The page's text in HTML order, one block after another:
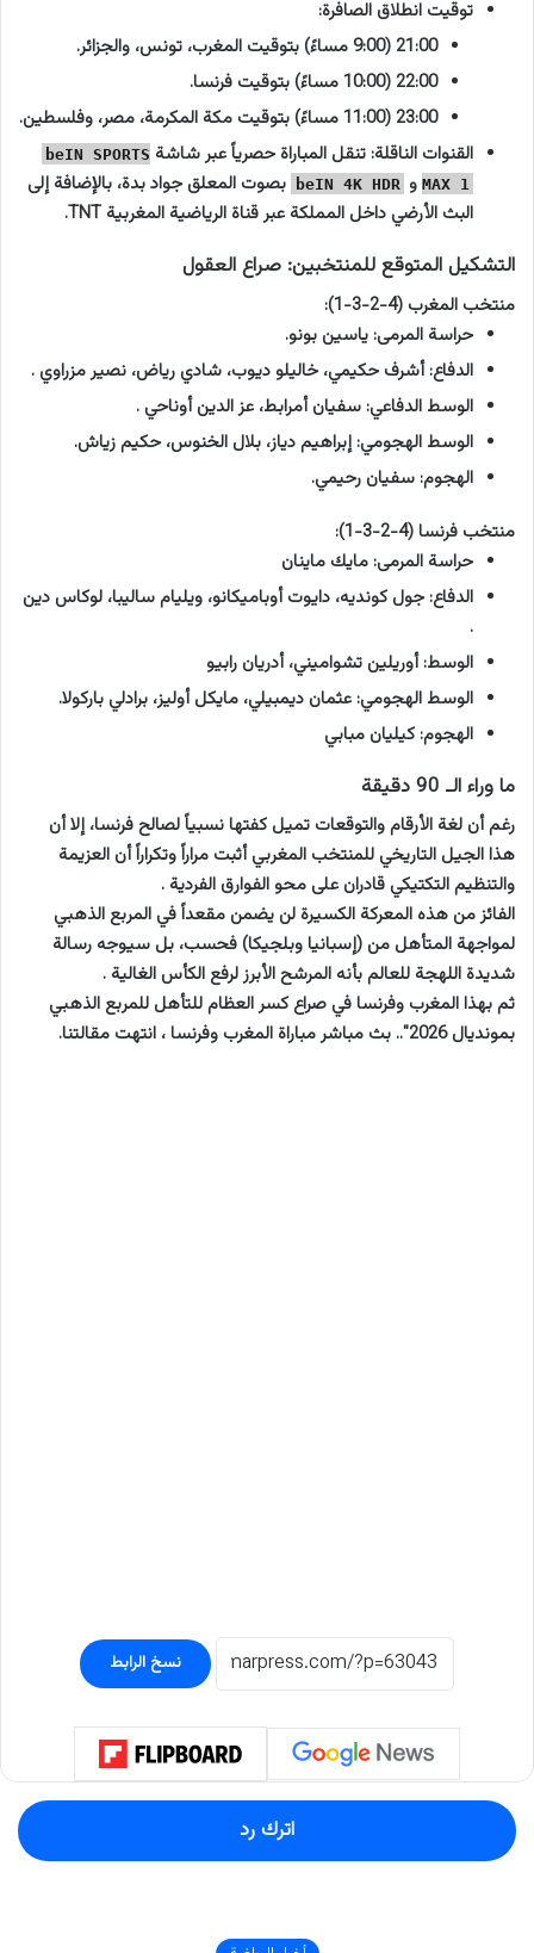
توقيت انطلاق الصافرة:
21:00 (9:00 مساءً) بتوقيت المغرب، تونس، والجزائر.
22:00 (10:00 مساءً) بتوقيت فرنسا.
23:00 (11:00 مساءً) بتوقيت مكة المكرمة، مصر، وفلسطين.
القنوات الناقلة: تنقل المباراة حصرياً عبر شاشة beIN SPORTS
MAX 1 و beIN 4K HDR
بصوت المعلق جواد بدة، بالإضافة إلى
البث الأرضي داخل المملكة عبر قناة الرياضية المغربية TNT.
التشكيل المتوقع للمنتخبين: صراع العقول
منتخب المغرب (4-2-3-1):
حراسة المرمى: ياسين بونو.
الدفاع: أشرف حكيمي، خاليلو ديوب، شادي رياض، نصير مزراوي .
الوسط الدفاعي: سفيان أمرابط، عز الدين أوناحي .
الوسط الهجومي: إبراهيم دياز، بلال الخنوس، حكيم زياش.
الهجوم: سفيان رحيمي.
منتخب فرنسا (4-2-3-1):
حراسة المرمى: مايك ماينان
الدفاع: جول كونديه، دايوت أوباميكانو، ويليام ساليبا، لوكاس دين
.
الوسط: أوريلين تشواميني، أدريان رابيو
الوسط الهجومي: عثمان ديمبيلي، مايكل أوليز، برادلي باركولا.
الهجوم: كيليان مبابي
ما وراء الـ 90 دقيقة
رغم أن لغة الأرقام والتوقعات تميل كفتها نسبياً لصالح فرنسا، إلا أن
هذا الجيل التاريخي للمنتخب المغربي أثبت مراراً وتكراراً أن العزيمة
والتنظيم التكتيكي قادران على محو الفوارق الفردية .
الفائز من هذه المعركة الكسيرة لن يضمن مقعداً في المربع الذهبي
لمواجهة المتأهل من (إسبانيا وبلجيكا) فحسب، بل سيوجه رسالة
شديدة اللهجة للعالم بأنه المرشح الأبرز لرفع الكأس الغالية .
ثم بهذا المغرب وفرنسا في صراع كسر العظام للتأهل للمربع الذهبي
بمونديال 2026″.. بث مباشر مباراة المغرب وفرنسا ، انتهت مقالتنا.
نسخ الرابط
اترك رد